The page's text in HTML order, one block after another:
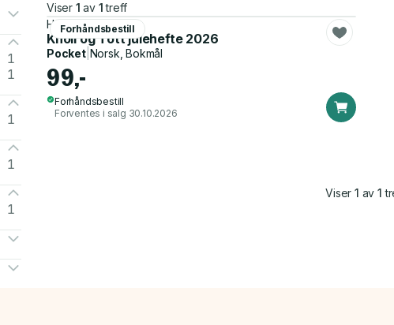
1
1
1
1
1
Viser 1 av 1 treff
Forhåndsbestill
Harold H. Knerr
Knoll og Tott julehefte 2026
Pocket| Norsk, Bokmål
99,-
Forhåndsbestill
Forventes i salg 30.10.2026
Viser1 av 1